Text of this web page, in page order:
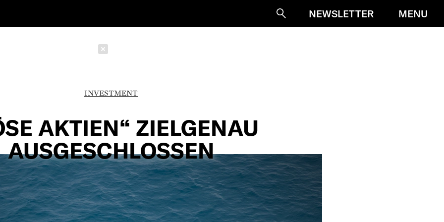
SucheNEWSLETTER MENU
INVESTMENT
AKTIEN“ ZIELGENAU
AUSGESCHLOSSEN